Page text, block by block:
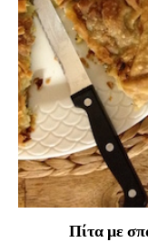
Πίτα με